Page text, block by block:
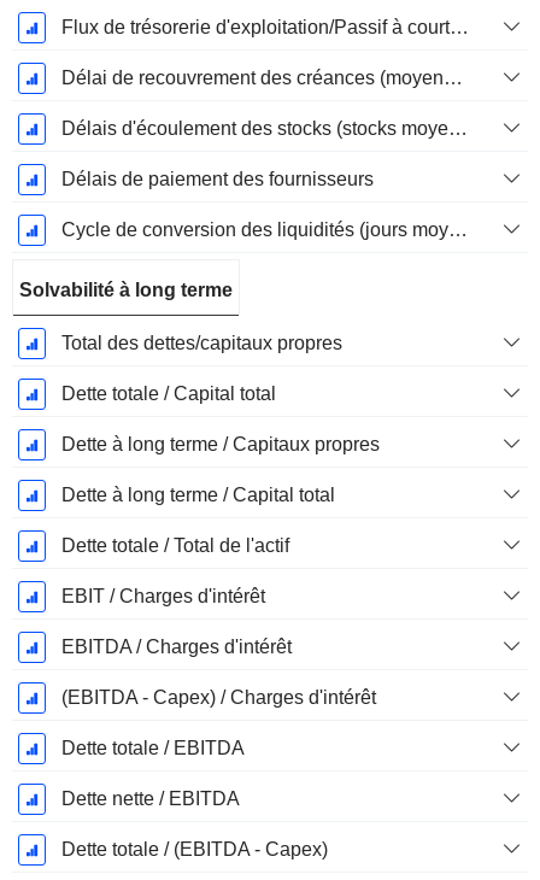
Flux de trésorerie d'exploitation/Passif à court terme
Délai de recouvrement des créances (moyenne des créances)
Délais d'écoulement des stocks (stocks moyens)
Délais de paiement des fournisseurs
Cycle de conversion des liquidités (jours moyens)
Solvabilité à long terme
Total des dettes/capitaux propres
Dette totale / Capital total
Dette à long terme / Capitaux propres
Dette à long terme / Capital total
Dette totale / Total de l'actif
EBIT / Charges d'intérêt
EBITDA / Charges d'intérêt
(EBITDA - Capex) / Charges d'intérêt
Dette totale / EBITDA
Dette nette / EBITDA
Dette totale / (EBITDA - Capex)